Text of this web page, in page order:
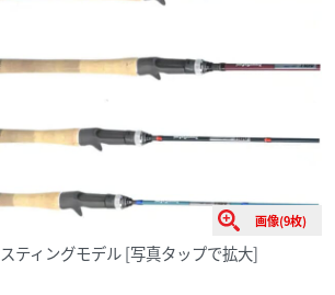
画像(9枚)
ティングモデル[写真タップで拡大]